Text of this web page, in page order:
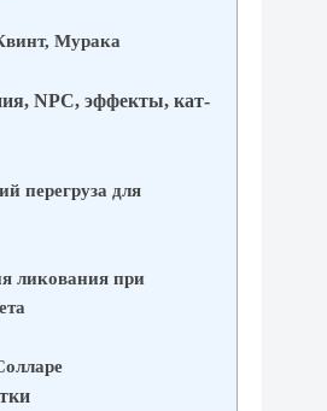
Мурака
NPC, эффекты, кат-
перегруза для
ликования при